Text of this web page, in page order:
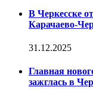
В Черкесске
Карачаево-
31.12.2025
Главная
зажглась в